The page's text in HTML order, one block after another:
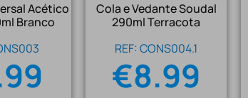
Acético
Branco
Cola e Vedante Soudal
290ml Terracota
REF: CONS004.1
€8.99